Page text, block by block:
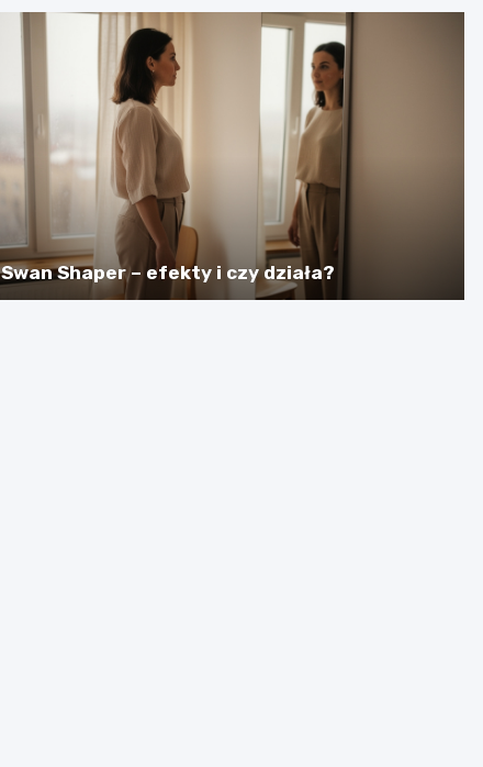
Swan Shaper – efekty i czy działa?